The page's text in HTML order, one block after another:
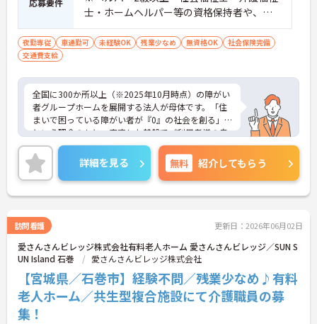
応募要件
士・ホームヘルパー等の資格保持者や、福
祉系業務経験者、障害者支援施設経験者、
生活支援員、障害者支援員、就労支援員、
夜勤専従 車通勤可 未経験OK 残業少なめ 無資格OK
社会保険完備
交通費支給
全国に300か所以上（※2025年10月時点）の障がい
者グループホームを展開する法人が母体です。「住
まいで困っている障がい者が『0』の社会を創る」
という理念のもと、安定した基盤でご利用者様の自
立を支援しています。週1日からの勤務が可能で、W
ワークや扶養内での勤務も歓迎しており、ご自身の
ペースで働けます。20代から60代まで幅広い世代が
活躍中で、未経験や無資格の方でも安心してスター
トできるよう、先輩スタッフが丁寧にサポートしま
境です。正社員登用制度や産休・育休制度も整って
いるため、ライフステージに合わせて長く働き続け
られます。介護に挑戦したい方や、空いた時間を有
効活用したい方におすすめです。ご興味のある方は
詳細等をお伝えしますので、お気軽にお問い合わせ
ください。
詳細を見る 無料 紹介してもらう
訪問看護 更新日：2026年06月02日
愛さんさんビレッジ株式会社有料老人ホーム 愛さんさんビレッジ／SUN S
UN Island 石巻
愛さんさんビレッジ株式会社
【宮城県／石巻市】経験不問／残業少なめ♪有料
老人ホーム／共生型複合施設にて介護職員の募
集！